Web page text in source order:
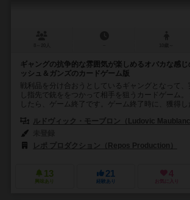
ギャングの抗争的な雰囲気が楽しめるオバカな感じ
ッシュ＆ガンズのカードゲーム版
戦利品を分け合おうとしているギャングとなって
し指先で銃ををつかって相手を狙うカードゲーム
したら、ゲーム終了です。ゲーム終了時に、獲得し
ルドヴィック・モーブロン（Ludovic Maublanc
レポ プロダクション（Repos Production）
13
興味あり
21
経験あり
4
お気に入り